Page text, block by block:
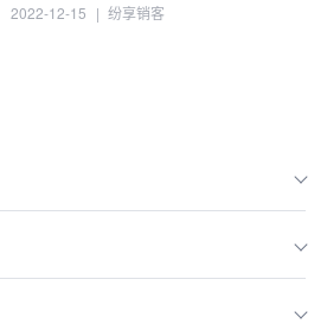
2022-12-15 | 纷享销客